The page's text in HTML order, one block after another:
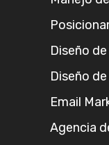
Diseño
Diseño
Email
Agencia